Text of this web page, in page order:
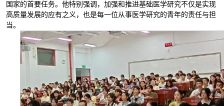
国家的首要任务。他特别强调，加强和推进基础医学研究不仅是实现
高质量发展的应有之义，也是每一位从事医学研究的青年的责任与担
当。